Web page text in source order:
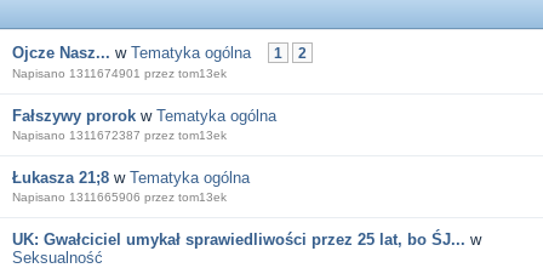
Ojcze Nasz... w Tematyka ogólna 1 2
Napisano 1311674901 przez tom13ek
Fałszywy prorok w Tematyka ogólna
Napisano 1311672387 przez tom13ek
Łukasza 21;8 w Tematyka ogólna
Napisano 1311665906 przez tom13ek
UK: Gwałciciel umykał sprawiedliwości przez 25 lat, bo ŚJ... w
Seksualność